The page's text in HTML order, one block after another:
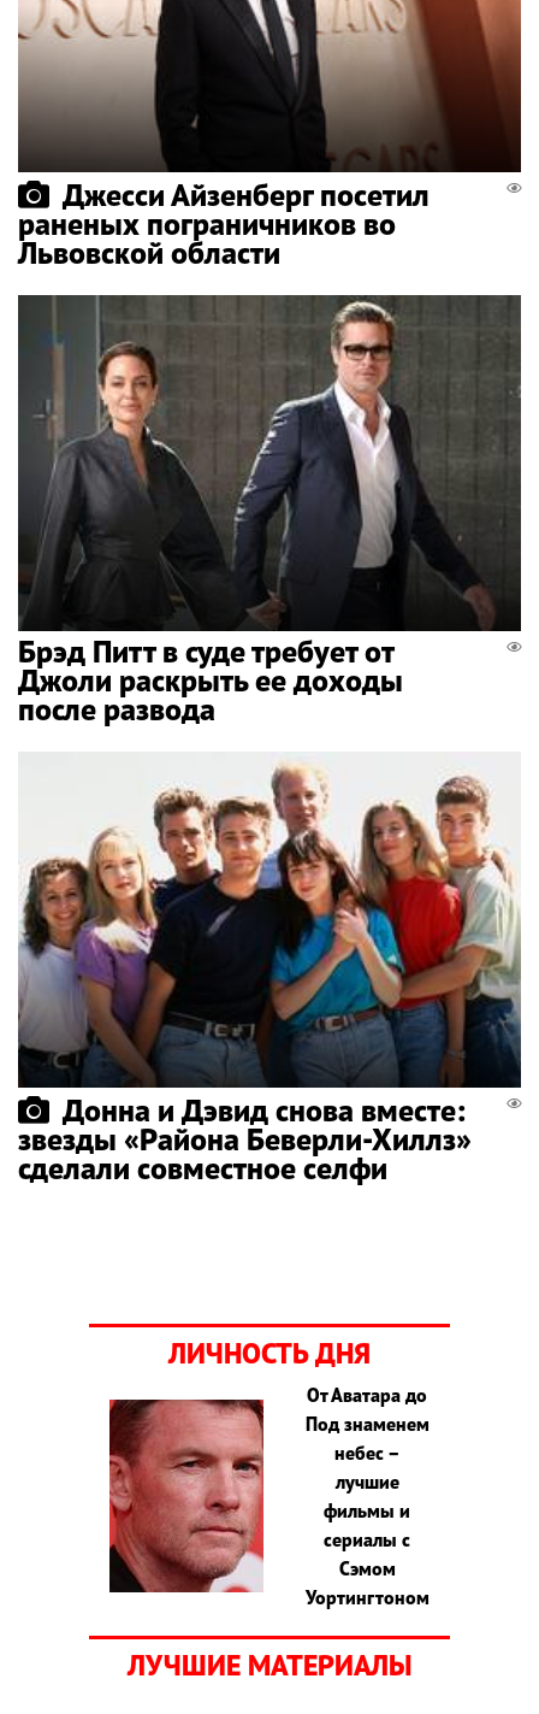
Джесси Айзенберг посетил
раненых пограничников во
Львовской области
Брэд Питт в суде требует от
Джоли раскрыть ее доходы
после развода
Донна и Дэвид снова вместе:
звезды «Района Беверли-Хиллз»
сделали совместное селфи
ЛИЧНОСТЬ ДНЯ
От Аватара до
Под знаменем
небес –
лучшие
фильмы и
сериалы с
Сэмом
Уортингтоном
ЛУЧШИЕ МАТЕРИАЛЫ